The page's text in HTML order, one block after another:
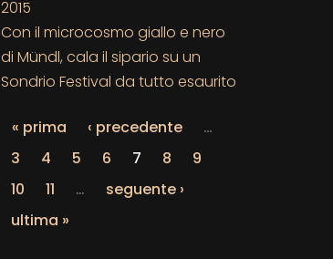
2015
Con il microcosmo giallo e nero
di Mündl, cala il sipario su un
Sondrio Festival da tutto esaurito
« prima ‹ precedente
…
3
4 5 6 7 8
9
10
11 …
seguente ›
ultima »